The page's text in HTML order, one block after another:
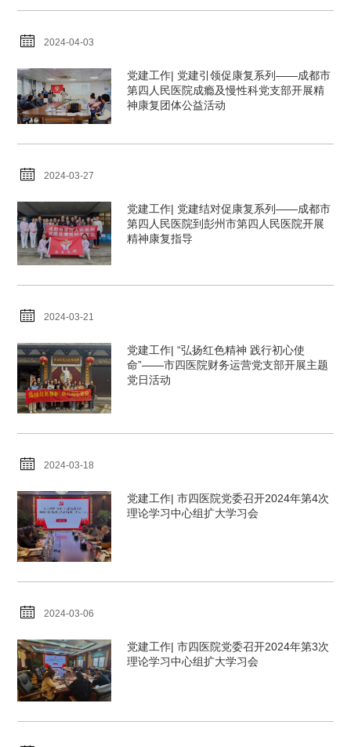
2024-04-03
党建工作| 党建引领促康复系列——成都市
第四人民医院成瘾及慢性科党支部开展精
神康复团体公益活动
2024-03-27
党建工作| 党建结对促康复系列——成都市
第四人民医院到彭州市第四人民医院开展
精神康复指导
2024-03-21
党建工作| “弘扬红色精神 践行初心使
命”——市四医院财务运营党支部开展主题
党日活动
2024-03-18
党建工作| 市四医院党委召开2024年第4次
理论学习中心组扩大学习会
2024-03-06
党建工作| 市四医院党委召开2024年第3次
理论学习中心组扩大学习会